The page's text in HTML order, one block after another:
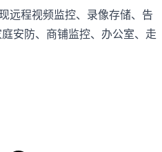
远程视频监控、录像存储、告
安防、商铺监控、办公室、走